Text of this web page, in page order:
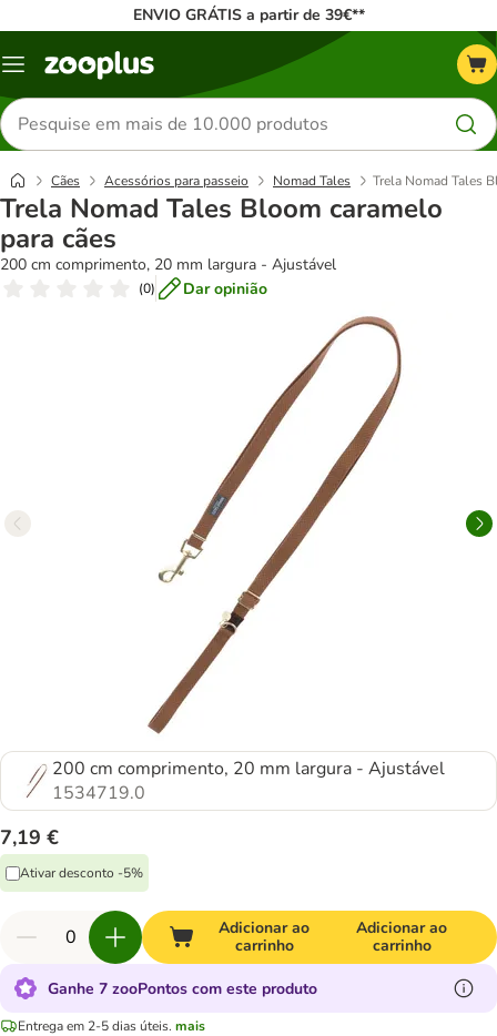
ENVIO GRÁTIS a partir de 39€**
Menu
Pesquisar
produtos
Cães Acessórios para passeio Nomad Tales Trela Nomad Tales
Trela Nomad Tales Bloom caramelo
para cães
200 cm comprimento, 20 mm largura - Ajustável
(0) Dar opinião
200 cm comprimento, 20 mm largura - Ajustável
1534719.0
7,19 €
Ativar desconto -5%
Adicionar ao
carrinho
Adicionar ao
carrinho
Ganhe 7 zooPontos com este produto
Entrega em 2-5 dias úteis. mais